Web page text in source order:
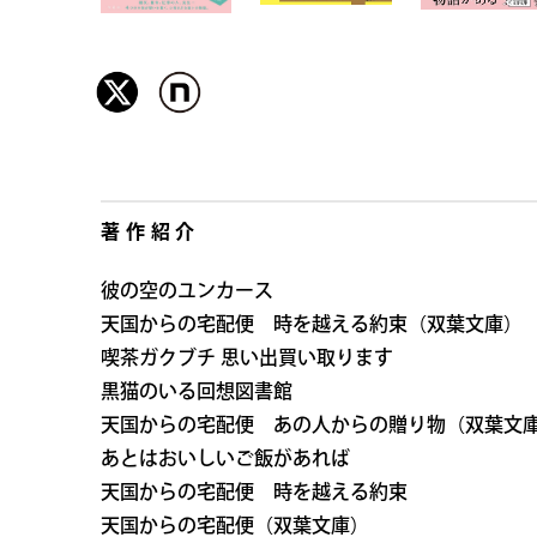
著作紹介
彼の空のユンカース
天国からの宅配便 時を越える約束（双葉文庫）
喫茶ガクブチ 思い出買い取ります
黒猫のいる回想図書館
天国からの宅配便 あの人からの贈り物（双葉文
あとはおいしいご飯があれば
天国からの宅配便 時を越える約束
天国からの宅配便（双葉文庫）